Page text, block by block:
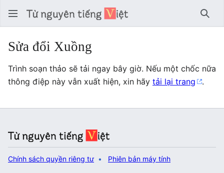
Tìm
Sửa đổi Xuồng
Trình soạn thảo sẽ tải ngay bây giờ. Nếu một chốc nữa
thông điệp này vẫn xuất hiện, xin hãy tải lại trang .
Chính sách quyền riêng tư Phiên bản máy tính